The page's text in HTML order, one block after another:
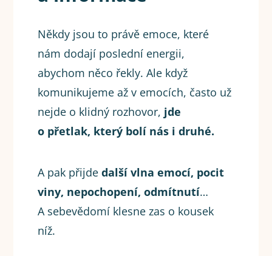
Někdy jsou to právě emoce, které
nám dodají poslední energii,
abychom něco řekly. Ale když
komunikujeme až v emocích, často už
nejde o klidný rozhovor, jde
o přetlak, který bolí nás i druhé.
A pak přijdedalší vlna emocí, pocit
viny, nepochopení, odmítnutí…
A sebevědomí klesne zas o kousek
níž.